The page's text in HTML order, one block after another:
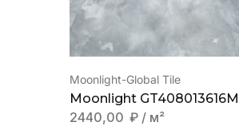
Moonlight-Global Tile
Moonlight
2440,00 ₽ / м²